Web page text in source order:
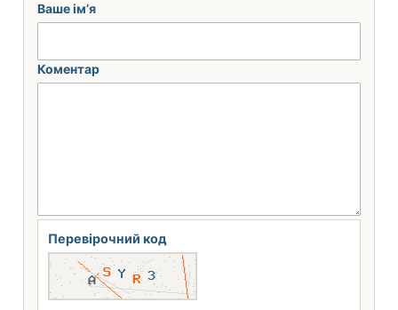
Ваше ім’я
Коментар
Перевірочний код